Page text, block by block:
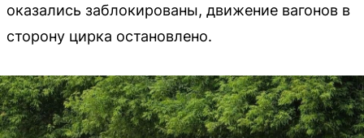
оказались заблокированы, движение вагонов в
сторону цирка остановлено.